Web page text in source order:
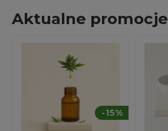
Aktualne promocje
-15%